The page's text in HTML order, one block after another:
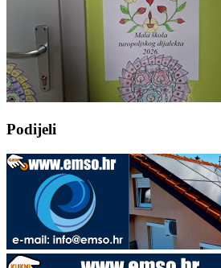
Podijeli